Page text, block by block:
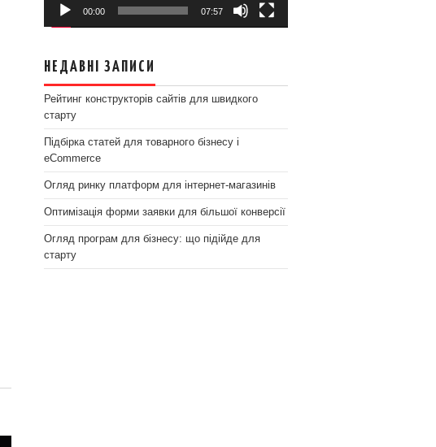
00:00 07:57
НЕДАВНІ ЗАПИСИ
Рейтинг конструкторів сайтів для швидкого
старту
Підбірка статей для товарного бізнесу і
eCommerce
Огляд ринку платформ для інтернет-магазинів
Оптимізація форми заявки для більшої конверсії
Огляд програм для бізнесу: що підійде для
старту